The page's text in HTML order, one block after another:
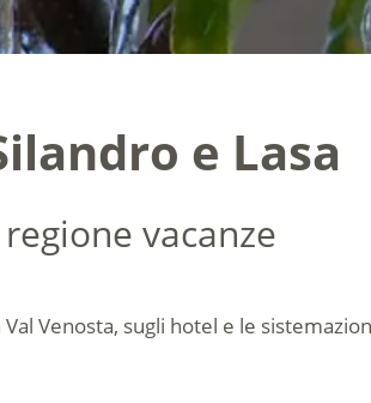
e Lasa
vacanze
Venosta, sugli hotel e le